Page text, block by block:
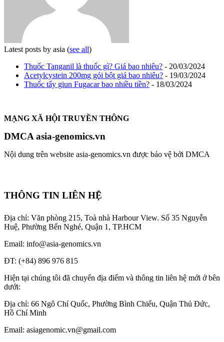
Latest posts by asia (see all)
Thuốc Tanganil là thuốc gì? Giá bao nhiêu? - 20/03/2024
Acetylcystein 200mg gói bột giá bao nhiêu? - 19/03/2024
Thuốc tẩy giun Fugacar bao nhiều tiền? - 18/03/2024
MẠNG XÃ HỘI TRUYỀN THÔNG
DMCA asia-genomics.vn
Nội dung trên website asia-genomics.vn được bảo vệ bởi DMCA
THÔNG TIN LIÊN HỆ
Địa chỉ: Văn phòng 215, Toà nhà Harbour View. Số 35 Nguyễn
Huệ, Phường Bến Nghé, Quận 1, TP.HCM
Email: info@asia-genomics.vn
ĐT: (+84) 896 976 815
Hiện tại chúng tôi đã chuyển địa điểm và thông tin liên hệ mới ở bên
dưới:
Địa chỉ: 66 Ngô Chí Quốc, Phường Bình Chiểu, Quận Thủ Đức,
Hồ Chí Minh
Email: asiagenomic.vn@gmail.com